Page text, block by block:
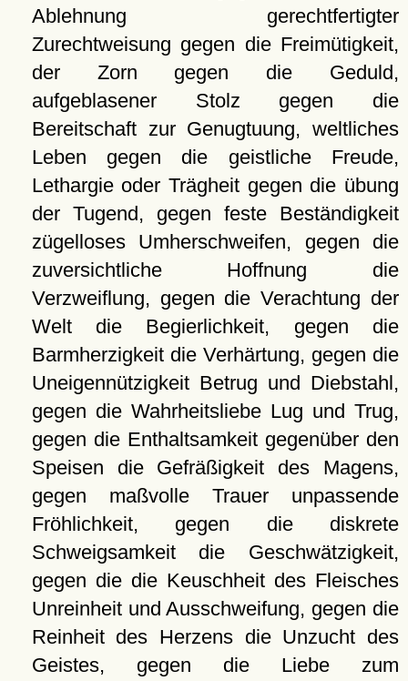
Ablehnung gerechtfertigter
Zurechtweisung gegen die Freimütigkeit,
der Zorn gegen die Geduld,
aufgeblasener Stolz gegen die
Bereitschaft zur Genugtuung, weltliches
Leben gegen die geistliche Freude,
Lethargie oder Trägheit gegen die übung
der Tugend, gegen feste Beständigkeit
zügelloses Umherschweifen, gegen die
zuversichtliche Hoffnung die
Verzweiflung, gegen die Verachtung der
Welt die Begierlichkeit, gegen die
Barmherzigkeit die Verhärtung, gegen die
Uneigennützigkeit Betrug und Diebstahl,
gegen die Wahrheitsliebe Lug und Trug,
gegen die Enthaltsamkeit gegenüber den
Speisen die Gefräßigkeit des Magens,
gegen maßvolle Trauer unpassende
Fröhlichkeit, gegen die diskrete
Schweigsamkeit die Geschwätzigkeit,
gegen die die Keuschheit des Fleisches
Unreinheit und Ausschweifung, gegen die
Reinheit des Herzens die Unzucht des
Geistes, gegen die Liebe zum